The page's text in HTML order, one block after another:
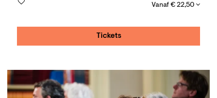
Vanaf € 22,50
Tickets